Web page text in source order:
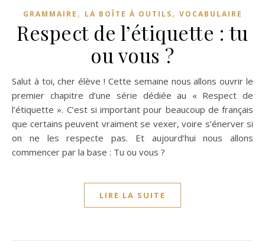
GRAMMAIRE , LA BOÎTE À OUTILS, VOCABULAIRE
Respect de l’étiquette : tu
ou vous ?
Salut à toi, cher élève ! Cette semaine nous allons ouvrir le
premier chapitre d’une série dédiée au « Respect de
l’étiquette ». C’est si important pour beaucoup de français
que certains peuvent vraiment se vexer, voire s’énerver si
on ne les respecte pas. Et aujourd’hui nous allons
commencer par la base : Tu ou vous ?
LIRE LA SUITE